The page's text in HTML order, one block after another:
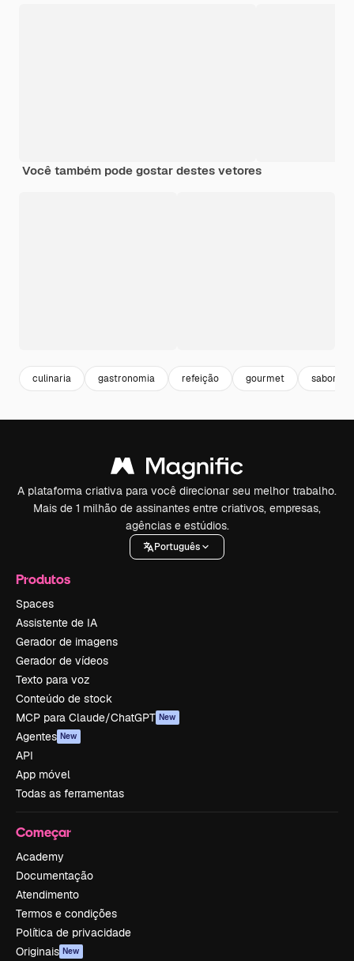
Você também pode gostar destes vetores
culinaria gastronomia refeição gourmet saboroso
A plataforma criativa para você direcionar seu melhor trabalho.
Mais de 1 milhão de assinantes entre criativos, empresas,
agências e estúdios.
Português
Produtos
Spaces
Assistente de IA
Gerador de imagens
Gerador de vídeos
Texto para voz
Conteúdo de stock
MCP para Claude/ChatGPT New
Agentes New
API
App móvel
Todas as ferramentas
Começar
Academy
Documentação
Atendimento
Termos e condições
Política de privacidade
Originais New